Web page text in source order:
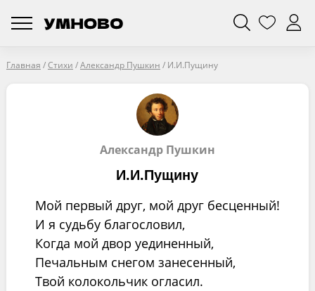
Главная /Стихи /Александр Пушкин / И.И.Пущину
Александр Пушкин
И.И.Пущину
Мой первый друг, мой друг бесценный!
И я судьбу благословил,
Когда мой двор уединенный,
Печальным снегом занесенный,
Твой колокольчик огласил.